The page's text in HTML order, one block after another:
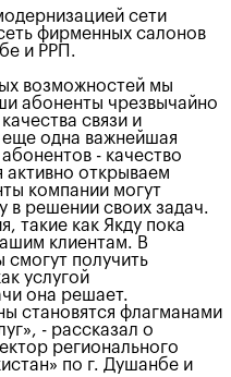
сети
фирменных салонов
и РРП.
возможностей мы
абоненты чрезвычайно
связи и
одна важнейшая
- качество
открываем
компании могут
в решении своих задач.
такие как Якду пока
клиентам. В
получить
услугой
она решает.
становятся флагманами
- рассказал о
регионального
по г. Душанбе и